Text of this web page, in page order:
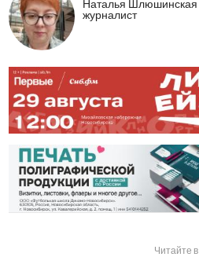
Наталья Шлюшинская
журналист
Читайте в